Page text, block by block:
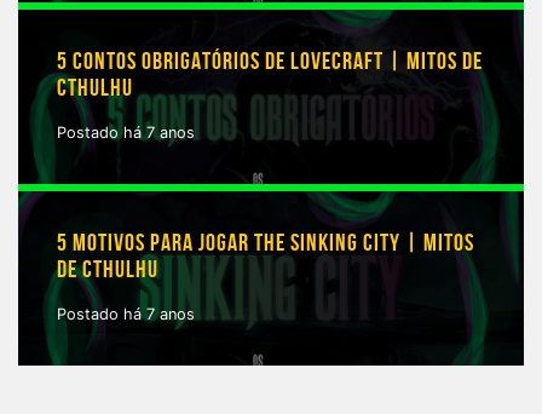
5 CONTOS OBRIGATÓRIOS DE LOVECRAFT | MITOS DE
CTHULHU
Postado há 7 anos
5 MOTIVOS PARA JOGAR THE SINKING CITY | MITOS
DE CTHULHU
Postado há 7 anos